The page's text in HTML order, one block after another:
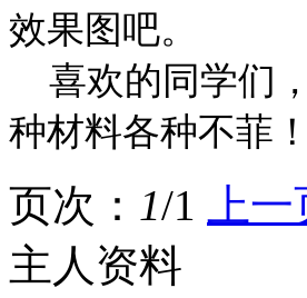
效果图吧。
喜欢的同学们
种材料各种不菲！
页次： 1/1 上
主人资料